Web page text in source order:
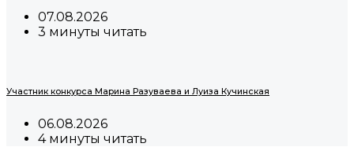
07.08.2026
3 минуты читать
Участник конкурса Марина Разуваева и Луиза Кучинская
06.08.2026
4 минуты читать